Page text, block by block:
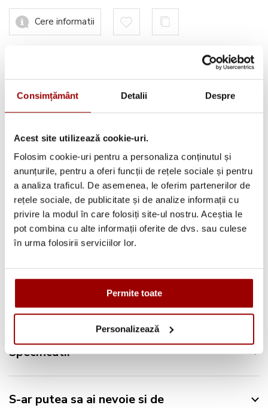
Consimțământ Detalii Despre
Acest site utilizează cookie-uri.
Folosim cookie-uri pentru a personaliza conținutul și
anunțurile, pentru a oferi funcții de rețele sociale și pentru
a analiza traficul. De asemenea, le oferim partenerilor de
rețele sociale, de publicitate și de analize informații cu
privire la modul în care folosiți site-ul nostru. Aceștia le
pot combina cu alte informații oferite de dvs. sau culese
în urma folosirii serviciilor lor.
Permite toate
Personalizează
Cere informatii
Avantajele tale:
Consultantaprofesionala
Deschidere coletla livrare
Pana la12 ratefara dobanda
Retur in 14 zile
Urmareste-ne pe:
Specificatii
S-ar putea sa ai nevoie si de